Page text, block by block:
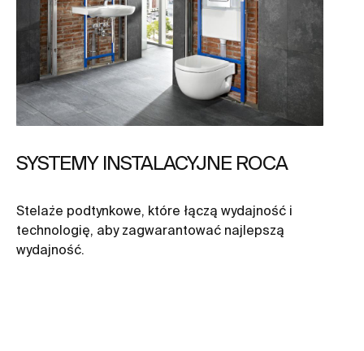
SYSTEMY INSTALACYJNE ROCA
Stelaże podtynkowe, które łączą wydajność i
technologię, aby zagwarantować najlepszą
wydajność.